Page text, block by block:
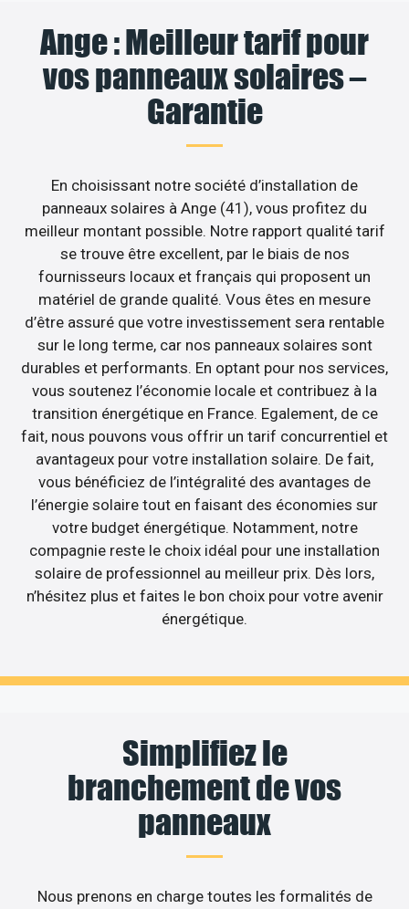
Ange : Meilleur tarif pour
vos panneaux solaires –
Garantie
En choisissant notre société d’installation de
panneaux solaires à Ange (41), vous profitez du
meilleur montant possible. Notre rapport qualité tarif
se trouve être excellent, par le biais de nos
fournisseurs locaux et français qui proposent un
matériel de grande qualité. Vous êtes en mesure
d’être assuré que votre investissement sera rentable
sur le long terme, car nos panneaux solaires sont
durables et performants. En optant pour nos services,
vous soutenez l’économie locale et contribuez à la
transition énergétique en France. Egalement, de ce
fait, nous pouvons vous offrir un tarif concurrentiel et
avantageux pour votre installation solaire. De fait,
vous bénéficiez de l’intégralité des avantages de
l’énergie solaire tout en faisant des économies sur
votre budget énergétique. Notamment, notre
compagnie reste le choix idéal pour une installation
solaire de professionnel au meilleur prix. Dès lors,
n’hésitez plus et faites le bon choix pour votre avenir
énergétique.
Simplifiez le
branchement de vos
panneaux
Nous prenons en charge toutes les formalités de